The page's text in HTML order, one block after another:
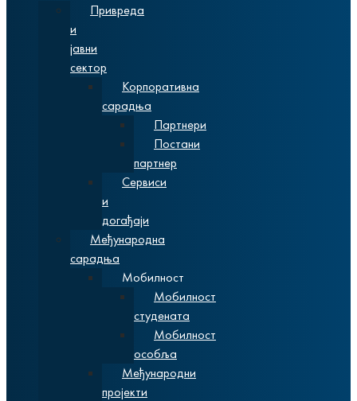
Привреда
и
јавни
сектор
Корпоративна
сарадња
Партнери
Постани
партнер
Сервиси
и
догађаји
Међународна
сарадња
Мобилност
Мобилност
студената
Мобилност
особља
Међународни
пројекти